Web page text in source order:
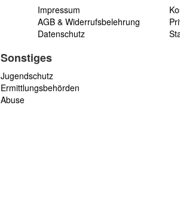
Impressum
AGB & Widerrufsbelehrung
Datenschutz
Sonstiges
Jugendschutz
Ermittlungsbehörden
Abuse